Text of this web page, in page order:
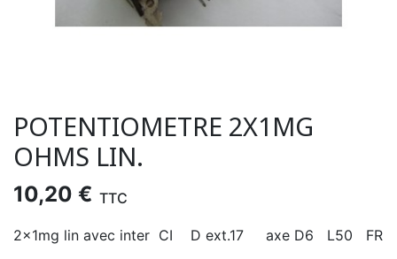
POTENTIOMETRE 2X1MG
OHMS LIN.
10,20 € TTC
2x1mg lin avec inter CI D ext.17 axe D6 L50 FR